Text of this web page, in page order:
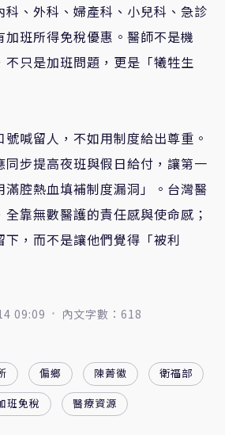
科、外科、婦產科、小兒科、急診
加班所得免稅優惠。醫師不是機
只是加班問題，更是「犧牲生
號喊留人，不如用制度給出尊重。
同步提高夜班與假日給付，讓第一
滿腔熱血填補制度漏洞」。台灣醫
靠無數醫護的責任感與使命感 ；
，而不是讓他們覺得 「被利
09:09 內文字數：618
偏鄉 陳菁徽
衛福部
班免稅
醫療資源